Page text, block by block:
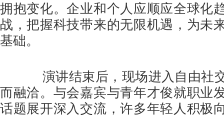
拥抱变化。企业和个人应顺应全球化
战，把握科技带来的无限机遇，为未
基础。
演讲结束后，现场进入自由社
而融洽。与会嘉宾与青年才俊就职业
话题展开深入交流，许多年轻人积极